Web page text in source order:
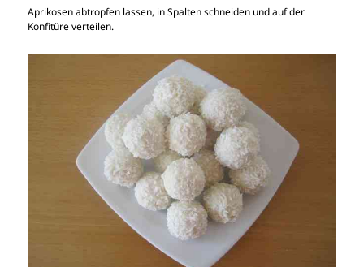
Aprikosen abtropfen lassen, in Spalten schneiden und auf der
Konfitüre verteilen.